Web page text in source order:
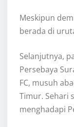
Meskipun
berada di
Selanjutnya,
Persebaya
FC, musuh
Timur. Sehari
menghadapi